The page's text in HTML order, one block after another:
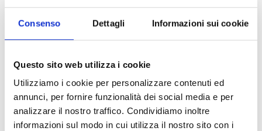
Consenso Dettagli Informazioni sui cookie
Questo sito web utilizza i cookie
Utilizziamo i cookie per personalizzare contenuti ed
annunci, per fornire funzionalità dei social media e per
analizzare il nostro traffico. Condividiamo inoltre
informazioni sul modo in cui utilizza il nostro sito con i
principale), arrivata qui nel 1915 dopo la diserzione
di Guido Brunner dall’Impero Austroungarico per
Informazioni: Fabio Galardi
Tel. 3401619695
Prenotazioni e iscrizioni